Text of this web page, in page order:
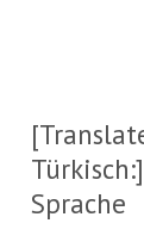
Sprache